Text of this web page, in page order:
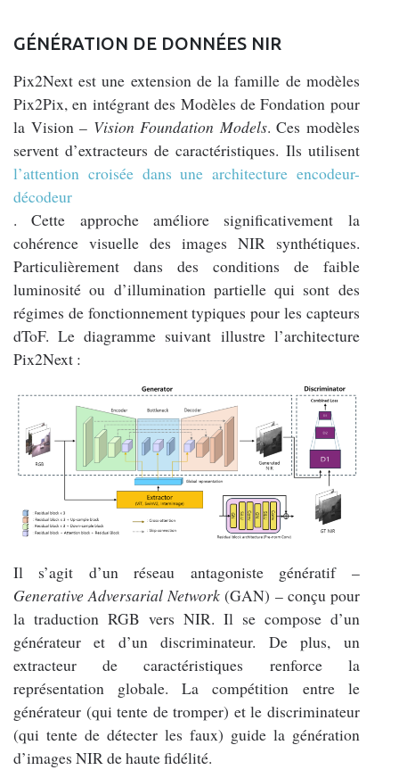
GÉNÉRATION DE DONNÉES NIR
Pix2Next est une extension de la famille de modèles
Pix2Pix, en intégrant des Modèles de Fondation pour
la Vision – Vision Foundation Models. Ces modèles
servent d’extracteurs de caractéristiques. Ils utilisent
l’attention croisée dans une architecture encodeur-
décodeur
. Cette approche améliore significativement la
cohérence visuelle des images NIR synthétiques.
Particulièrement dans des conditions de faible
luminosité ou d’illumination partielle qui sont des
régimes de fonctionnement typiques pour les capteurs
dToF. Le diagramme suivant illustre l’architecture
Pix2Next :
Il s’agit d’un réseau antagoniste génératif –
Generative Adversarial Network (GAN) – conçu pour
la traduction RGB vers NIR. Il se compose d’un
générateur et d’un discriminateur. De plus, un
extracteur de caractéristiques renforce la
représentation globale. La compétition entre le
générateur (qui tente de tromper) et le discriminateur
(qui tente de détecter les faux) guide la génération
d’images NIR de haute fidélité.